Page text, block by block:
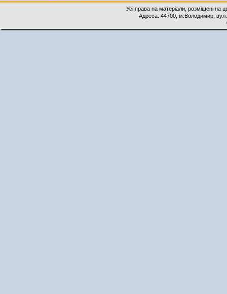
Усі права на матеріали, розміщені на
Адреса: 44700, м.Володимир,